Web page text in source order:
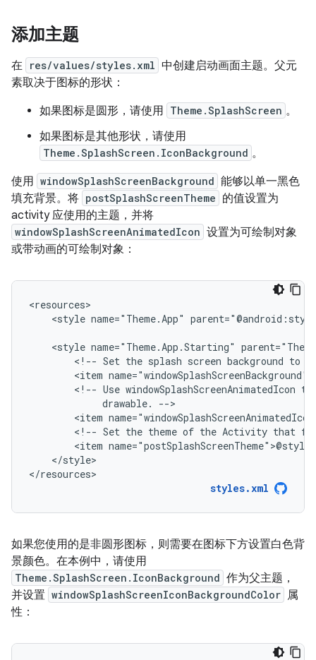
添加主题
在 res/values/styles.xml 中创建启动画面主题。父元
素取决于图标的形状：
如果图标是圆形，请使用 Theme.SplashScreen 。
如果图标是其他形状，请使用
Theme.SplashScreen.IconBackground 。
使用 windowSplashScreenBackground 能够以单一黑色
填充背景。将 postSplashScreenTheme 的值设置为
activity 应使用的主题，并将
windowSplashScreenAnimatedIcon 设置为可绘制对象
或带动画的可绘制对象：
<style name="Theme.App"
<style name="Theme.App.Starting"
<!-- Set the splash screen background to
<item
<!-- Use windowSplashScreenAnimatedIcon to
drawable.
<item
<!-- Set the theme of the Activity that
<item
</style>
</resources>
styles.xml
如果您使用的是非圆形图标，则需要在图标下方设置白色背
景颜色。在本例中，请使用
Theme.SplashScreen.IconBackground 作为父主题，
并设置 windowSplashScreenIconBackgroundColor 属
性：